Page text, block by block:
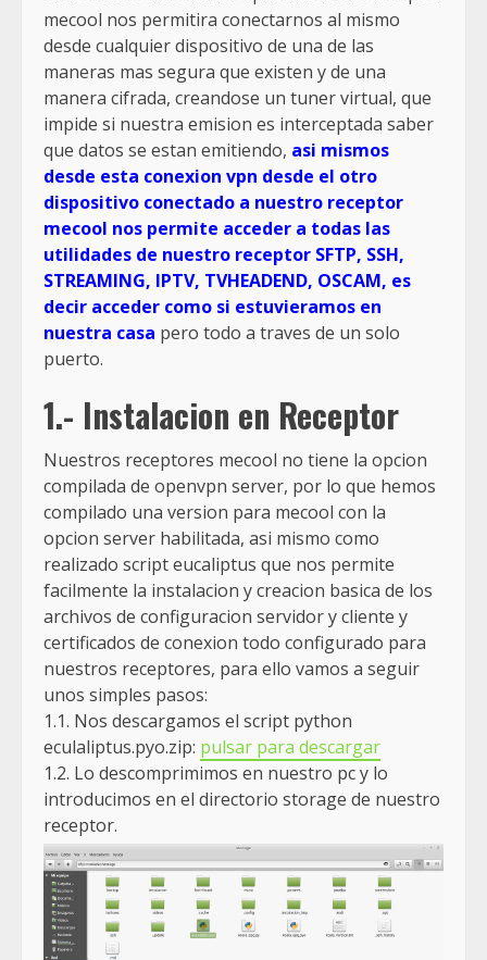
mecool nos permitira conectarnos al mismo
desde cualquier dispositivo de una de las
maneras mas segura que existen y de una
manera cifrada, creandose un tuner virtual, que
impide si nuestra emision es interceptada saber
que datos se estan emitiendo, asi mismos
desde esta conexion vpn desde el otro
dispositivo conectado a nuestro receptor
mecool nos permite acceder a todas las
utilidades de nuestro receptor SFTP, SSH,
STREAMING, IPTV, TVHEADEND, OSCAM, es
decir acceder como si estuvieramos en
nuestra casa pero todo a traves de un solo
puerto.
1.- Instalacion en Receptor
Nuestros receptores mecool no tiene la opcion
compilada de openvpn server, por lo que hemos
compilado una version para mecool con la
opcion server habilitada, asi mismo como
realizado script eucaliptus que nos permite
facilmente la instalacion y creacion basica de los
archivos de configuracion servidor y cliente y
certificados de conexion todo configurado para
nuestros receptores, para ello vamos a seguir
unos simples pasos:
1.1. Nos descargamos el script python
eculaliptus.pyo.zip: pulsar para descargar
1.2. Lo descomprimimos en nuestro pc y lo
introducimos en el directorio storage de nuestro
receptor.